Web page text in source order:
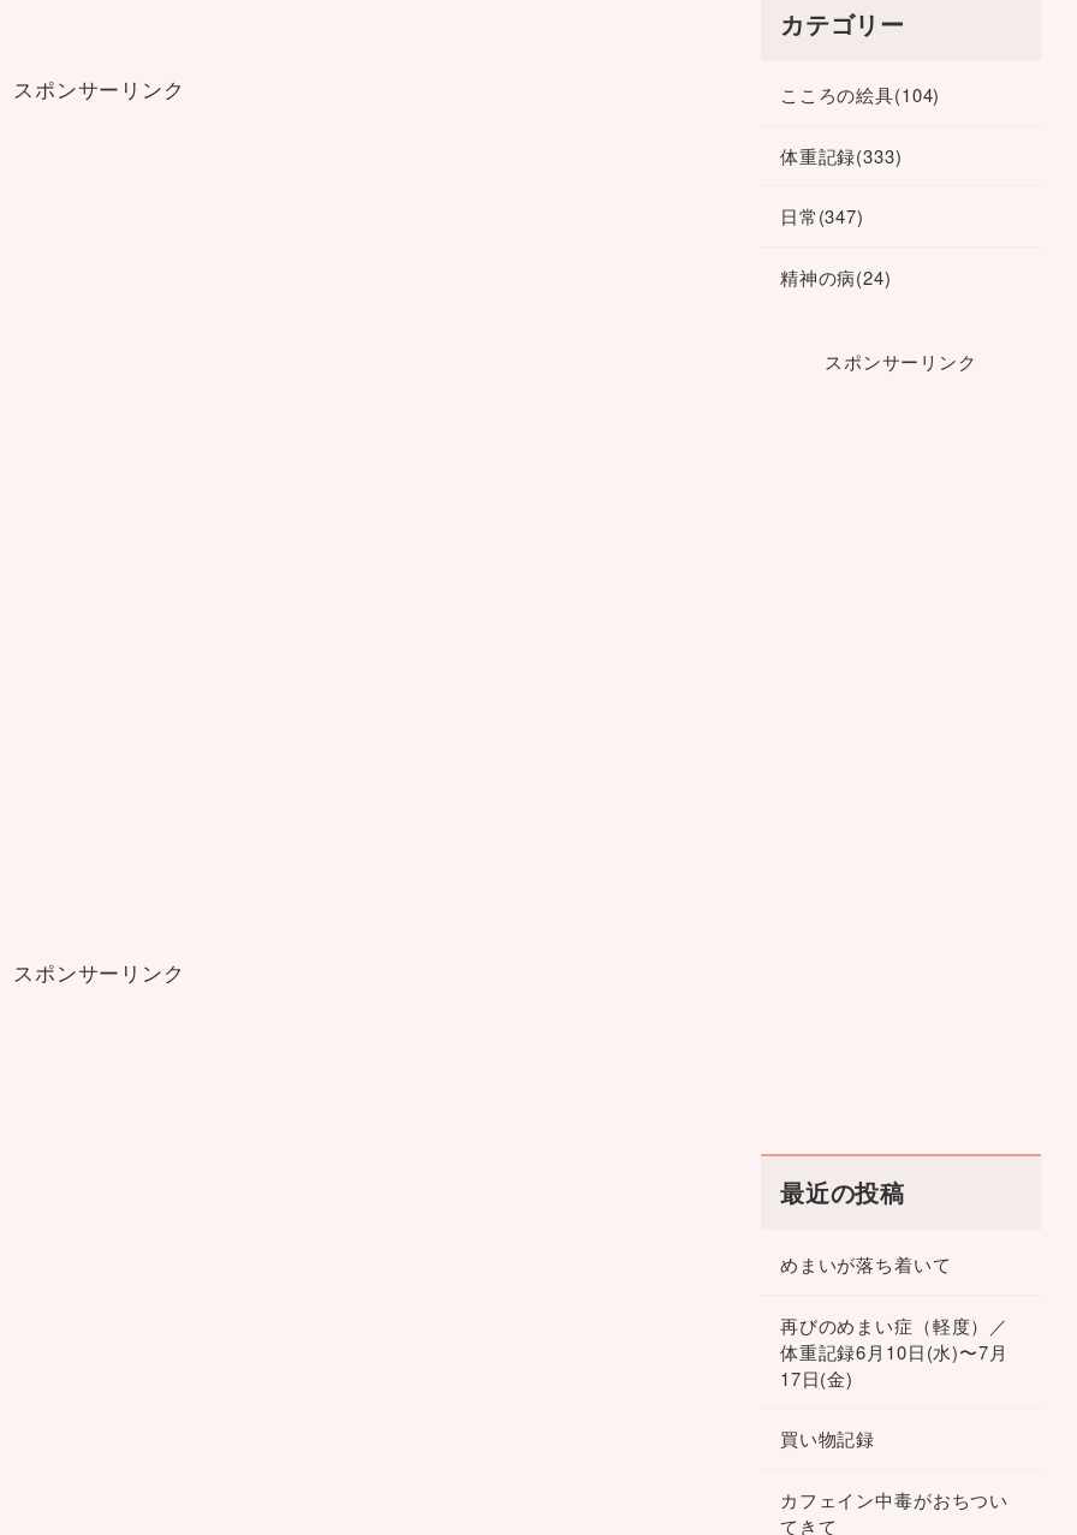
スポンサーリンク
スポンサーリンク
カテゴリー
こころの絵具(104)
体重記録(333)
日常(347)
精神の病(24)
スポンサーリンク
最近の投稿
めまいが落ち着いて
再びのめまい症（軽度）／
体重記録6月10日(水)〜7月
17日(金)
買い物記録
カフェイン中毒がおちつい
てきて